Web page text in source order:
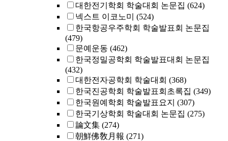
대한전기학회 학술대회 논문집 (624)
넥스트 이코노미
(524)
한국항공우주학회 학술발표회 논문집
(479)
문예운동 (462)
한국정밀공학회 학술발표대회 논문집
(432)
대한전자공학회 학술대회 (368)
한국진공학회 학술발표회초록집 (349)
한국원예학회 학술발표요지 (307)
한국기상학회 학술대회 논문집 (275)
論文集 (274)
朝鮮佛敎月報 (271)